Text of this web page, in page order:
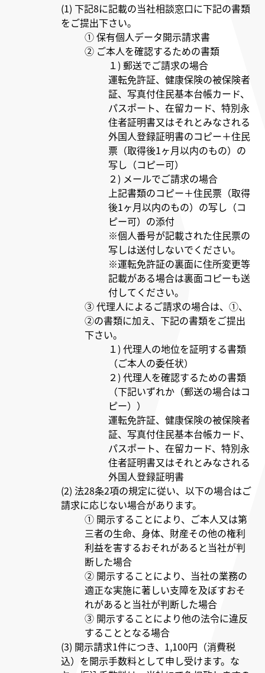
(1) 下記8に記載の当社相談窓口に下記の書類
をご提出下さい。
① 保有個人データ開示請求書
② ご本人を確認するための書類
１) 郵送でご請求の場合
運転免許証、健康保険の被保険者
証、写真付住民基本台帳カード、
パスポート、在留カード、特別永
住者証明書又はそれとみなされる
外国人登録証明書のコピー＋住民
票（取得後1ヶ月以内のもの）の
写し（コピー可）
２) メールでご請求の場合
上記書類のコピー＋住民票（取得
後1ヶ月以内のもの）の写し（コ
ピー可）の添付
※個人番号が記載された住民票の
写しは送付しないでください。
※運転免許証の裏面に住所変更等
記載がある場合は裏面コピーも送
付してください。
③ 代理人によるご請求の場合は、①、
②の書類に加え、下記の書類をご提出
下さい。
１) 代理人の地位を証明する書類
（ご本人の委任状）
２) 代理人を確認するための書類
（下記いずれか（郵送の場合はコ
ピー））
運転免許証、健康保険の被保険者
証、写真付住民基本台帳カード、
パスポート、在留カード、特別永
住者証明書又はそれとみなされる
外国人登録証明書
(2) 法28条2項の規定に従い、以下の場合はご
請求に応じない場合があります。
① 開示することにより、ご本人又は第
三者の生命、身体、財産その他の権利
利益を害するおそれがあると当社が判
断した場合
② 開示することにより、当社の業務の
適正な実施に著しい支障を及ぼすおそ
れがあると当社が判断した場合
③ 開示することにより他の法令に違反
することとなる場合
(3) 開示請求1件につき、1,100円（消費税
込）を開示手数料として申し受けます。な